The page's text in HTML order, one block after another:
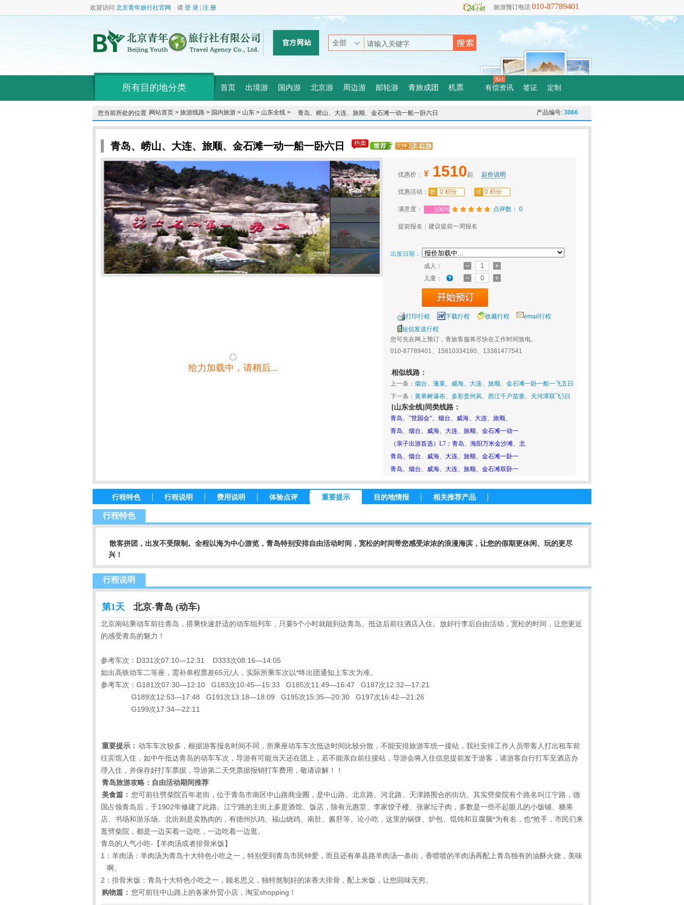
欢迎访问 北京青年旅行社官网 请 登 录 注 册 旅游预订电话 010-87789401
所有目的地分类 首页 出境游 国内游 北京游 周边游 邮轮游 青旅成团 机票 有偿资讯 签证 定制
您当前所处的位置：网站首页 > 旅游线路 > 国内旅游 > 山东 > 山东全线 > 青岛、崂山、大连、旅顺、金石滩一动一船一卧六日 产品编号: 3066
青岛、崂山、大连、旅顺、金石滩一动一船一卧六日
给力加载中，请稍后...
优惠价： ¥ 1510起 起价说明
优惠活动： 0 积分 0 积分
满意度： 100% 点评数： 0
提前报名：建议提前一周报名
出发日期：
成人：
儿童：
打印行程 下载行程 收藏行程
email行程
短信发送行程
您可先在网上预订，青旅客服将尽快在工作时间致电。
010-87789401、15810334180、13381477541
相似线路：
上一条： 烟台、蓬莱、威海、大连、旅顺、金石滩一卧一船一飞五日
下一条： 黄果树瀑布、多彩贵州风、西江千户苗寨、天河潭双飞5日
[山东全线]同类线路：
青岛、”世园会“、烟台、威海、大连、旅顺、
青岛、烟台、威海、大连、旅顺、金石滩一动一
（亲子出游首选）L7：青岛、海阳万米金沙滩、北
青岛、烟台、威海、大连、旅顺、金石滩一卧一
青岛、烟台、威海、大连、旅顺、金石滩双卧一
行程特色 行程说明 费用说明 体验点评 重要提示 目的地情报 相关推荐产品
行程特色
散客拼团，出发不受限制。全程以海为中心游览，青岛特别安排自由活动时间，宽松的时间带您感受浓浓的浪漫海滨，让您的假期更休闲、玩的更尽
兴！
行程说明
第1天 北京-青岛 (动车)
北京南站乘动车前往青岛，搭乘快速舒适的动车组列车，只要5个小时就能到达青岛。抵达后前往酒店入住。放好行李后自由活动，宽松的时间，让您更近
的感受青岛的魅力！
参考车次：D331次07:10—12:31 D333次08:16—14:05
如出高铁动车二等座，需补单程票差65元/人，实际所乘车次以*终出团通知上车次为准。
参考车次：G181次07:30—12:10 G183次10:45—15:33 G185次11:49—16:47 G187次12:32—17:21
G189次12:53—17:48 G191次13:18—18:09 G195次15:35—20:30 G197次16:42—21:26
G199次17:34—22:11
重要提示： 动车车次较多，根据游客报名时间不同，所乘座动车车次抵达时间比较分散，不能安排旅游车统一接站，我社安排工作人员带客人打出租车前
往宾馆入住，如中午抵达青岛的动车车次，导游有可能当天还在团上，若不能亲自前往接站，导游会将入住信息提前发于游客，请游客自行打车至酒店办
理入住，并保存好打车票据，导游第二天凭票据报销打车费用，敬请谅解！！
青岛旅游攻略：自由活动期间推荐
美食篇： 您可前往劈柴院百年老街，位于青岛市南区中山路商业圈，是中山路、北京路、河北路、天津路围合的街坊。其实劈柴院有个路名叫江宁路，德
国占领青岛后，于1902年修建了此路。江宁路的主街上多是酒馆、饭店，除有元惠堂、李家饺子楼、张家坛子肉，多数是一些不起眼儿的小饭铺、糖果
店、书场和游乐场。北街则是卖熟肉的，有德州扒鸡、福山烧鸡、南肚、酱肝等。论小吃，这里的锅饼、炉包、馄饨和豆腐脑*为有名，也*抢手，市民们来
逛劈柴院，都是一边买着一边吃，一边吃着一边逛。
青岛的人气小吃- 【羊肉汤或者排骨米饭】
1：羊肉汤：羊肉汤为青岛十大特色小吃之一，特别受到青岛市民钟爱，而且还有单县路羊肉汤一条街，香喷喷的羊肉汤再配上青岛独有的油酥火烧，美味
啊。
2：排骨米饭：青岛十大特色小吃之一，顾名思义，独特熬制好的浓香大排骨，配上米饭，让您回味无穷。
购物篇： 您可前往中山路上的各家外贸小店，淘宝shopping ！